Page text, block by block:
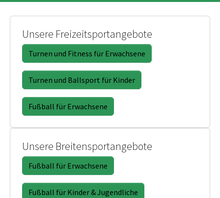
Unsere Freizeitsportangebote
Turnen und Fitness für Erwachsene
Turnen und Ballsport für Kinder
Fußball für Erwachsene
Unsere Breitensportangebote
Fußball für Erwachsene
Fußball für Kinder & Jugendliche